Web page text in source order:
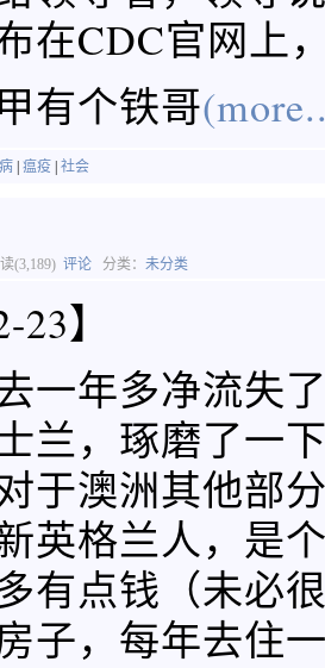
在CDC官网上
有个铁哥
瘟疫 社会
(3,189) 评论 分类： 未分类
23】
一年多净流失
兰，琢磨了一
于澳洲其他部
英格兰人，是
有点钱（未必
子，每年去住